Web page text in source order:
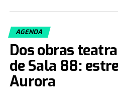
Convocatoria abierta para la
En virtud de la masiva
la organización prevé un
para el cierre de este
los Pastores Jorge y Alicia
AGENDA
Dos obras
de Sala 88:
Aurora